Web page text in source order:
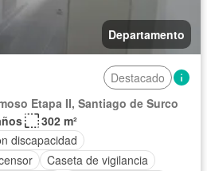
Departamento
Destacado
Etapa II, Santiago de Surco
302 m²
discapacidad
Caseta de vigilancia